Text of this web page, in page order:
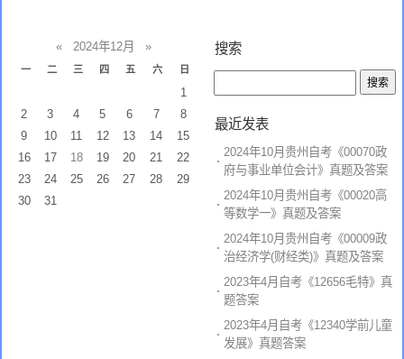
« 2024年12月 »
一 二 三 四 五 六 日
1
2
3 4 5 6 7
8
9
10 11 12 13 14
15
16
17 18 19 20 21
22
23
24 25 26 27 28
29
30
31
搜索
最近发表
2024年10月贵州自考《00070政
府与事业单位会计》真题及答案
2024年10月贵州自考《00020高
等数学一》真题及答案
2024年10月贵州自考《00009政
治经济学(财经类)》真题及答案
2023年4月自考《12656毛特》真
题答案
2023年4月自考《12340学前儿童
发展》真题答案